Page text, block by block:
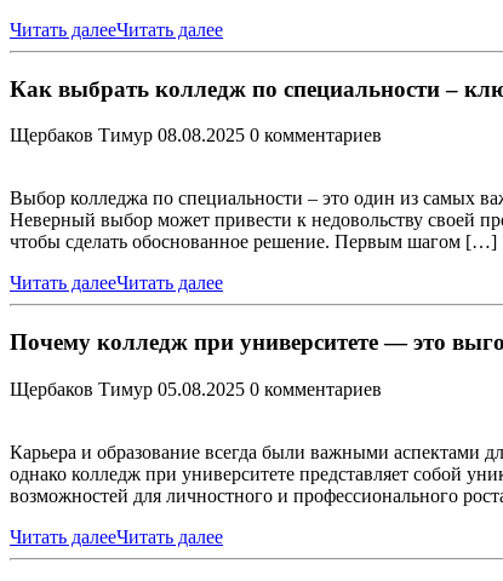
Читать далееЧитать далее
Как выбрать колледж по специальности –
Щербаков Тимур 08.08.2025 0 комментариев
Выбор колледжа по специальности – это один из самых
Неверный выбор может привести к недовольству своей
чтобы сделать обоснованное решение. Первым шагом […]
Читать далееЧитать далее
Почему колледж при университете — это
Щербаков Тимур 05.08.2025 0 комментариев
Карьера и образование всегда были важными аспектами
однако колледж при университете представляет собой
возможностей для личностного и профессионального
Читать далееЧитать далее